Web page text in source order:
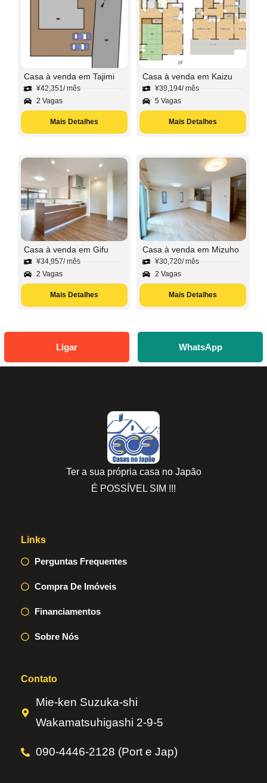
Casa à venda em Tajimi
¥42,351/ mês
2 Vagas
Mais Detalhes
Casa à venda em Kaizu
¥39,194/ mês
5 Vagas
Mais Detalhes
Casa à venda em Gifu
¥34,957/ mês
2 Vagas
Mais Detalhes
Casa à venda em Mizuho
¥30,720/ mês
2 Vagas
Mais Detalhes
Ligar WhatsApp
Ter a sua própria casa no Japão
É POSSÍVEL SIM !!!
Links
Perguntas Frequentes
Compra De Imóveis
Financiamentos
Sobre Nós
Contato
Mie-ken Suzuka-shi
Wakamatsuhigashi 2-9-5
090-4446-2128 (Port e Jap)